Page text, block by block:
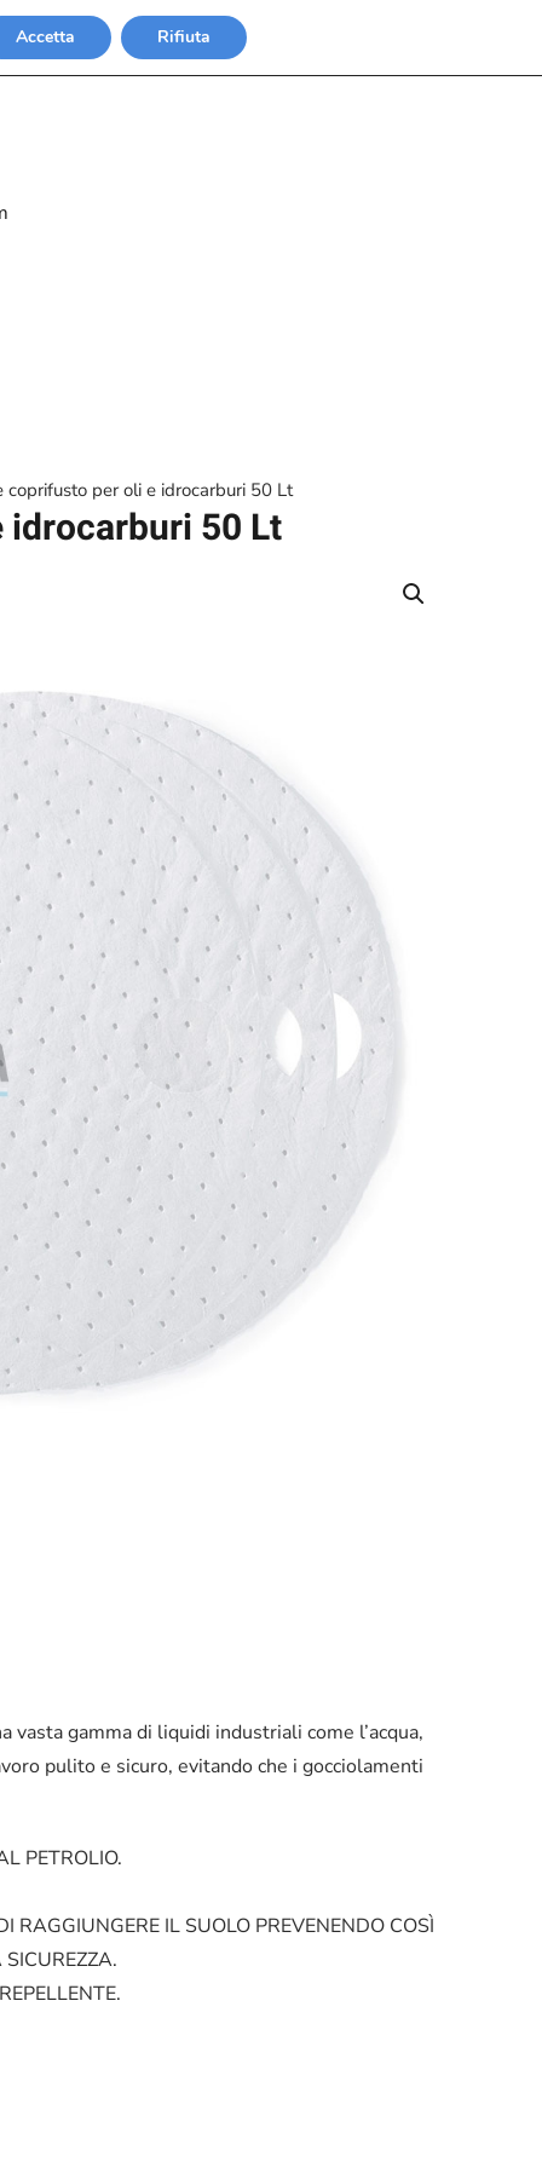
coprifusto per oli e idrocarburi 50 Lt
50 Lt
gamma di liquidi industriali come l’acqua,
pulito e sicuro, evitando che i gocciolamenti
PETROLIO.
RAGGIUNGERE IL SUOLO PREVENENDO COSÌ
Accetta Rifiuta